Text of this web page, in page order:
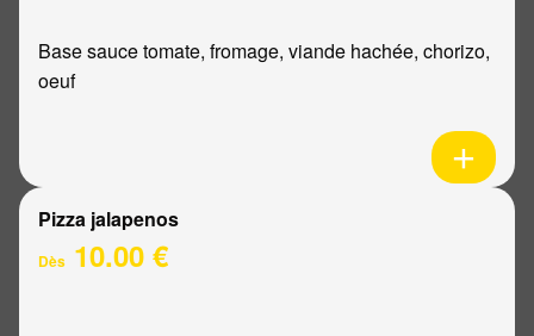
Base sauce tomate, fromage, viande hachée, chorizo,
oeuf
Pizza jalapenos
Dès 10.00 €